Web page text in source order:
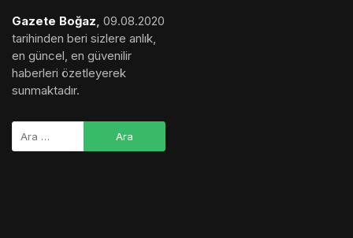
Gazete Boğaz, 09.08.2020
tarihinden beri sizlere anlık,
en güncel, en güvenilir
haberleri özetleyerek
sunmaktadır.